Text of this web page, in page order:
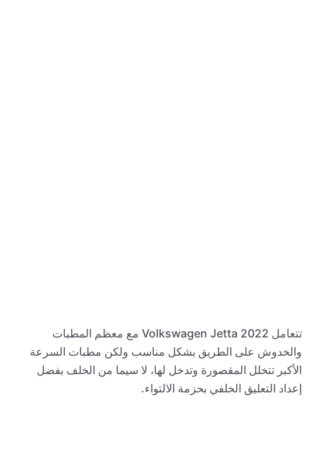
تتعامل 2022 Volkswagen Jetta مع معظم المطبات
والخدوش على الطريق بشكل مناسب ولكن مطبات السرعة
الأكبر تتخلل المقصورة وتدخل لها، لا سيما من الخلف بفضل
إعداد التعليق الخلفي بحزمة الالتواء.